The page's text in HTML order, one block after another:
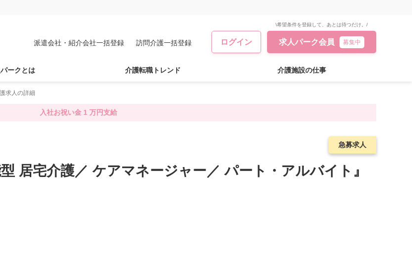
派遣会社・紹介会社一括登録 訪問介護一括登録 ログイン
\希望条件を登録して、あとは待つだけ。/
求人パーク会員 募集中
ークとは 介護転職トレンド 介護施設の仕事
求人の詳細
入社お祝い金 1 万円支給
急募求人
急募求人
居宅介護／ ケアマネージャー／ パート・アルバイト』